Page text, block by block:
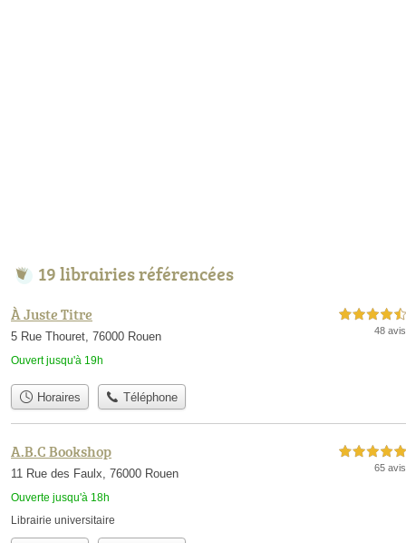
19 librairies référencées
À Juste Titre
5 Rue Thouret, 76000 Rouen
Ouvert jusqu'à 19h
4,5 étoiles sur 5
48 avis
Horaires Téléphone
A.B.C Bookshop
11 Rue des Faulx, 76000 Rouen
Ouverte jusqu'à 18h
5,0 étoiles sur 5
65 avis
Librairie universitaire